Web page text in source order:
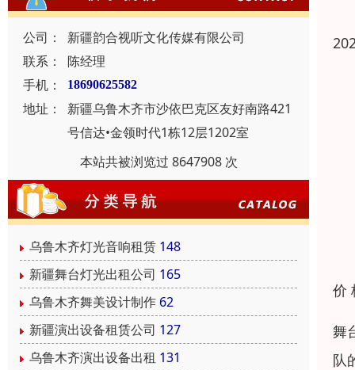
公司：
新疆韵合视听文化传媒有限公司
联系：
陈经理
手机：
18690625582
地址：
新疆乌鲁木齐市沙依巴克区友好南路421
号信达•金领时代1栋12层1202室
本站共被浏览过 8647908 次
乌鲁木齐灯光音响租赁 148
新疆舞台灯光出租公司 165
乌鲁木齐舞美设计制作 62
新疆演出设备租赁公司 127
乌鲁木齐演出设备出租 131
价
舞
队